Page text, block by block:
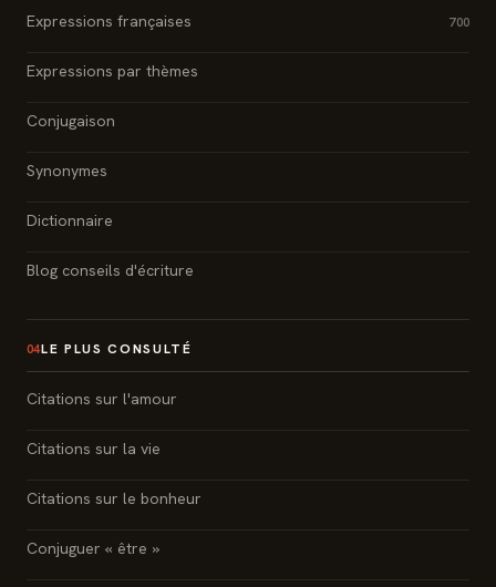
Expressions françaises 700
Expressions par thèmes
Conjugaison
Synonymes
Dictionnaire
Blog conseils d'écriture
04LE PLUS CONSULTÉ
Citations sur l'amour
Citations sur la vie
Citations sur le bonheur
Conjuguer « être »